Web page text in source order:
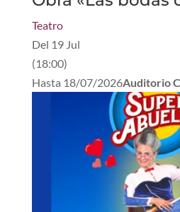
Teatro
Del 19 Jul
(18:00)
Hasta 18/07/2026Auditorio